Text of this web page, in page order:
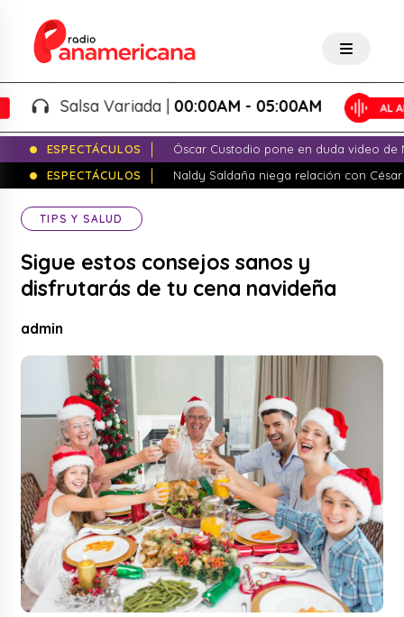
Salsa Variada |00:00AM - 05:00AM
ESPECTÁCULOS
Óscar Custodio pone en duda video de
ESPECTÁCULOS
Naldy Saldaña niega relación con
TIPS Y SALUD
Sigue estos consejos sanos y
disfrutarás de tu cena navideña
admin